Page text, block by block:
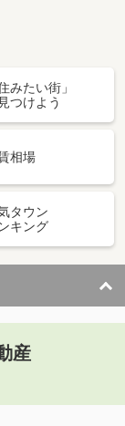
住みたい街」
つけよう
相場
タウン
キング
産